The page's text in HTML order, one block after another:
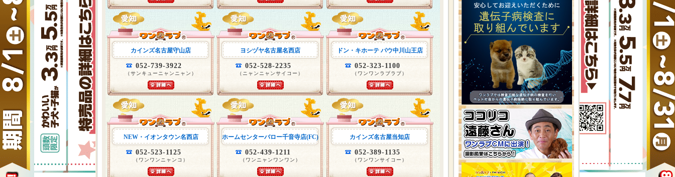
カインズ名古屋守山店
052-739-3922
（サンキューニャンニャン）
ヨシヅヤ名古屋名西店
052-528-2235
（ニャンニャンサイコー）
ドン・キホーテ パウ中川山王店
052-323-1100
（ワンワンラブラブ）
NEW・イオンタウン名西店
052-523-1125
（ワンワンニャンコ）
ホームセンターバロー千音寺店(FC)
052-439-1211
（ワンニャンワンワン）
カインズ名古屋当知店
052-389-1135
（ワンワンサイコー）